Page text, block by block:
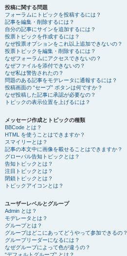
投稿に関する問題
フォーラムにトピックを投稿するには？
記事を編集・削除するには？
自分の記事にサインを追加するには？
投票トピックを作成するには？
なぜ投票オプションをこれ以上追加できないの？
投票トピックを編集・削除するには？
なぜフォーラムにアクセスできないの？
なぜファイルを添付できないの？
なぜ私は警告されたの？
問題のある記事をモデレータに通報するには？
投稿画面の “セーブ” ボタンは何ですか？
なぜ投稿した記事に承認が必要なの？
トピックの表示位置を上げるには？
メッセージ作成とトピックの種類
BBCode とは？
HTML を使うことはできますか？
スマイリーとは？
記事の本文中に画像を載せることはできますか？
グローバル告知トピックとは？
告知トピックとは？
注目トピックとは？
閉鎖トピックとは？
トピックアイコンとは？
ユーザーレベルとグループ
Admin とは？
モデレータとは？
グループとは？
グループはどこにあってどうやって参加できるの？
グループリーダーになるには？
なぜグループによって色が違うの？
“デフォルトグループ” とは？